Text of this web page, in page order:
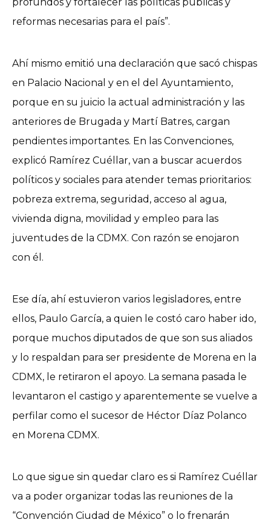
reformas necesarias para el país”.
Ahí mismo emitió una declaración que sacó chispas
en Palacio Nacional y en el del Ayuntamiento,
porque en su juicio la actual administración y las
anteriores de Brugada y Martí Batres, cargan
pendientes importantes. En las Convenciones,
explicó Ramírez Cuéllar, van a buscar acuerdos
políticos y sociales para atender temas prioritarios:
pobreza extrema, seguridad, acceso al agua,
vivienda digna, movilidad y empleo para las
juventudes de la CDMX. Con razón se enojaron
con él.
Ese día, ahí estuvieron varios legisladores, entre
ellos, Paulo García, a quien le costó caro haber ido,
porque muchos diputados de que son sus aliados
y lo respaldan para ser presidente de Morena en la
CDMX, le retiraron el apoyo. La semana pasada le
levantaron el castigo y aparentemente se vuelve a
perfilar como el sucesor de Héctor Díaz Polanco
en Morena CDMX.
Lo que sigue sin quedar claro es si Ramírez Cuéllar
va a poder organizar todas las reuniones de la
“Convención Ciudad de México” o lo frenarán